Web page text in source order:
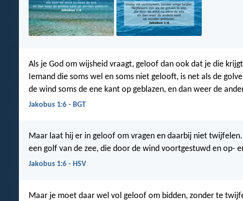
Als je God om wijsheid vraagt, geloof dan ook dat je die
Iemand die soms wel en soms niet gelooft, is net als de
de wind soms de ene kant op geblazen, en dan weer de
Jakobus 1:6 - BGT
Maar laat hij er in geloof om vragen en daarbij niet
een golf van de zee, die door de wind voortgestuwd en op-
Jakobus 1:6 - HSV
Maar je moet daar wel vol geloof om bidden, zonder te